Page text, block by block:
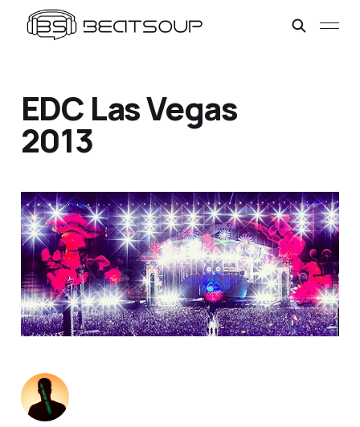
EDC Las Vegas
2013